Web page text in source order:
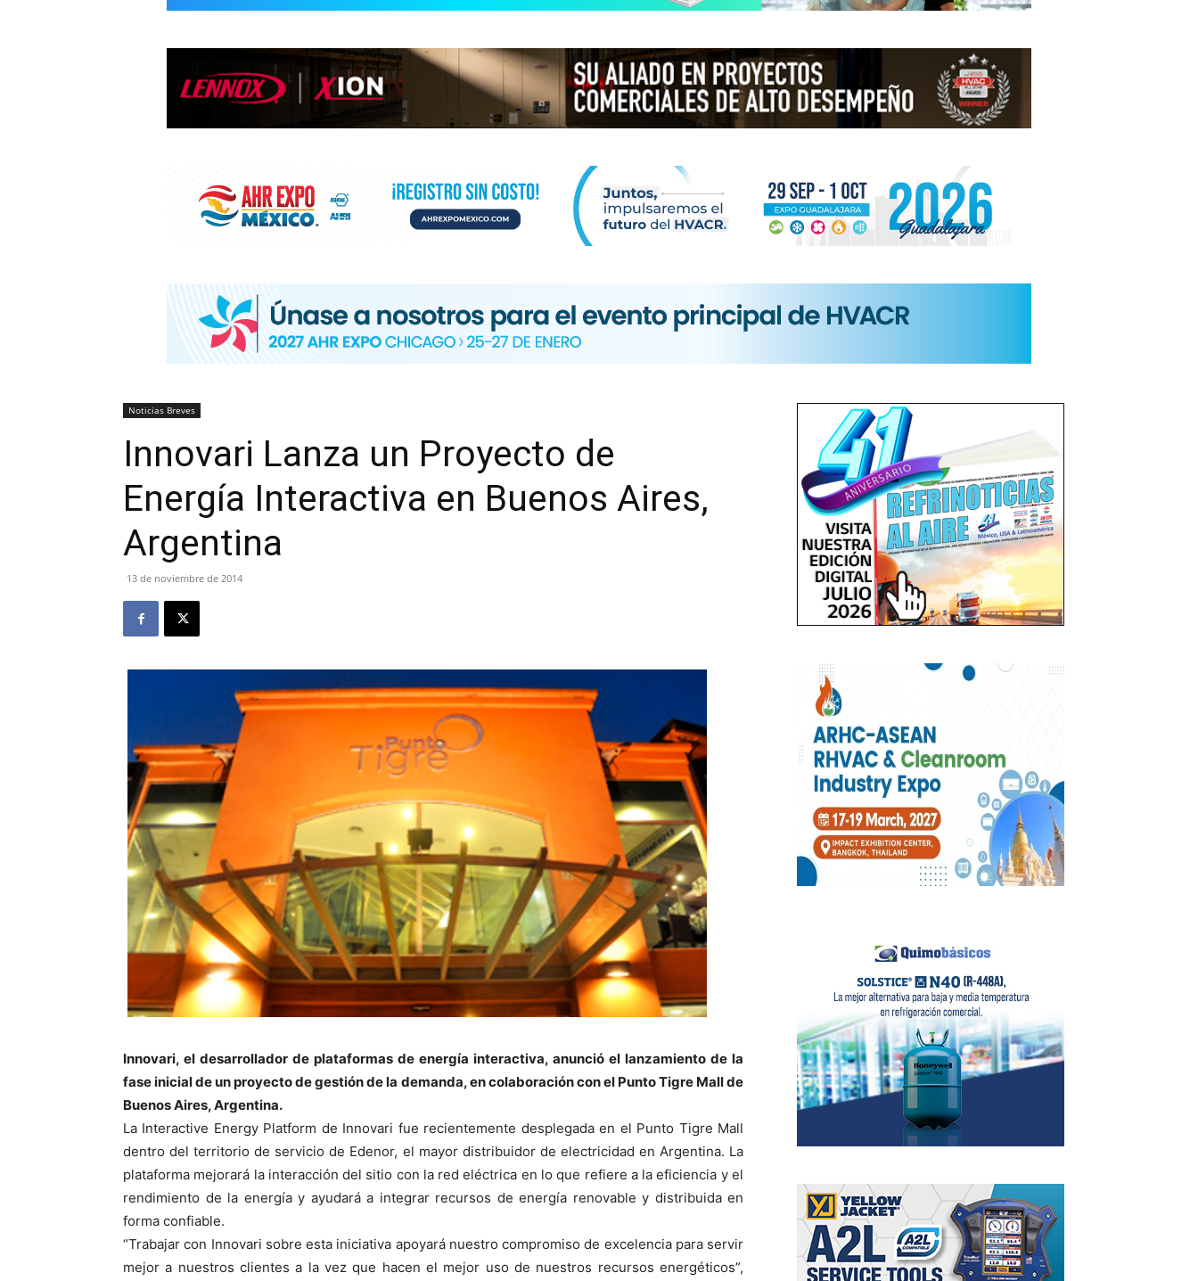
INFORMACIÓN
HVAC/R
DE
Noticias Breves
Innovari Lanza un Proyecto de
Energía Interactiva en Buenos Aires,
Argentina
13 de noviembre de 2014
Innovari, el desarrollador de plataformas de energía interactiva, anunció el lanzamiento de la
fase inicial de un proyecto de gestión de la demanda, en colaboración con el Punto Tigre Mall de
Buenos Aires, Argentina.
La Interactive Energy Platform de Innovari fue recientemente desplegada en el Punto Tigre Mall
dentro del territorio de servicio de Edenor, el mayor distribuidor de electricidad en Argentina. La
plataforma mejorará la interacción del sitio con la red eléctrica en lo que refiere a la eficiencia y el
rendimiento de la energía y ayudará a integrar recursos de energía renovable y distribuida en
forma confiable.
“Trabajar con Innovari sobre esta iniciativa apoyará nuestro compromiso de excelencia para servir
mejor a nuestros clientes a la vez que hacen el mejor uso de nuestros recursos energéticos”,